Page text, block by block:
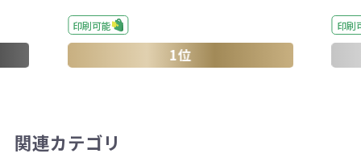
印刷可能
1位
印刷
関連カテゴリ